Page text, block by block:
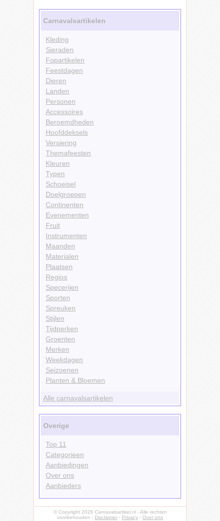
Carnavalsartikelen
Kleding
Sieraden
Fopartikelen
Feestdagen
Dieren
Landen
Personen
Accessoires
Beroemdheden
Hoofddeksels
Versiering
Themafeesten
Kleuren
Typen
Schoeisel
Doelgroepen
Continenten
Evenementen
Fruit
Instrumenten
Maanden
Materialen
Plaatsen
Regios
Specerijen
Sporten
Spreuken
Stijlen
Tijdperken
Groenten
Merken
Weekdagen
Seizoenen
Planten & Bloemen
Alle carnavalsartikelen
Overige
Top 11
Categorieen
Aanbiedingen
Over ons
Aanbieders
© Copyright 2026 Carnavalsartikel.nl - Alle rechten
voorbehouden - Disclaimer - Privacy - Over ons